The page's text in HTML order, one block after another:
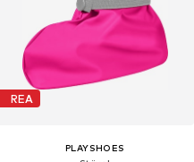
REA
PLAYSHOES